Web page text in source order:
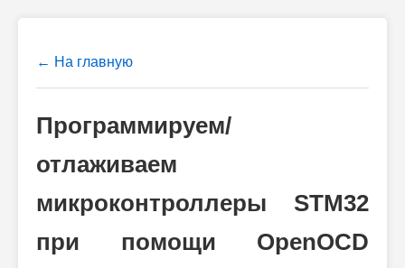
← На главную
Программируем/
отлаживаем
микроконтроллеры STM32
при помощи OpenOCD